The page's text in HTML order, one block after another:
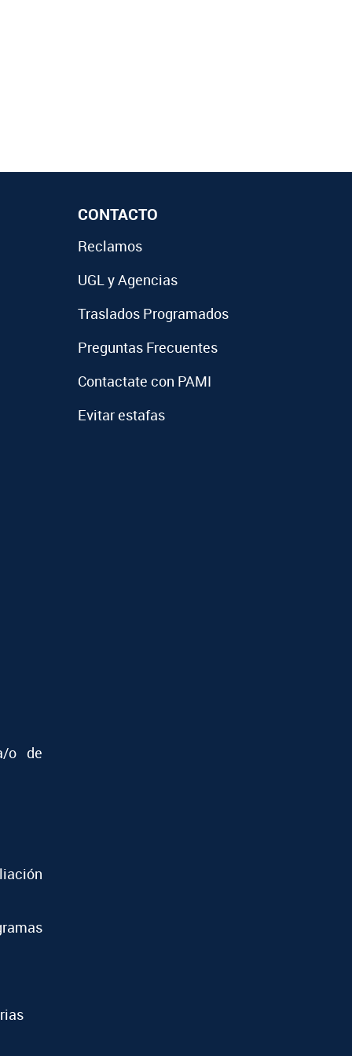
o de
CONTACTO
Reclamos
UGL y Agencias
Traslados Programados
Preguntas Frecuentes
Contactate con PAMI
Evitar estafas